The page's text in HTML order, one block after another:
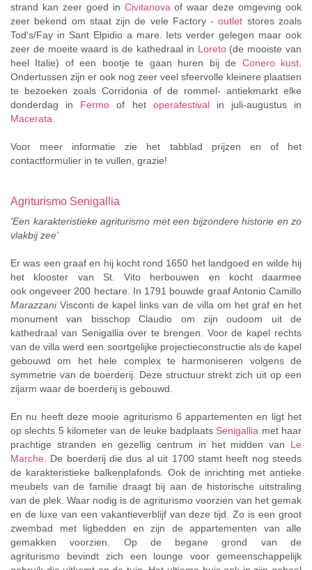
strand kan zeer goed in Civitanova of waar deze omgeving ook
zeer bekend om staat zijn de vele Factory -outlet stores zoals
Tod's/Fay in Sant Elpidio a mare. Iets verder gelegen maar ook
zeer de moeite waard is de kathedraal in Loreto(de mooiste van
heel Italie) of een bootje te gaan huren bij de Conero kust
Ondertussen zijn er ook nog zeer veel sfeervolle kleinere plaatsen
te bezoeken zoals Corridonia of de rommel- antiekmarkt elke
donderdag in Fermo of het operafestivalin juli-augustus in
Macerata
Voor meer informatie zie het tabblad prijzen en of het
contactformulier in te vullen, grazie!
Agriturismo Senigallia
'Een karakteristieke agriturismo met een bijzondere historie en zo
vlakbij zee'
Er was een graaf en hij kocht rond 1650 het landgoed en wilde hij
het klooster van St. Vito herbouwen en kocht daarmee
ook ongeveer 200 hectare. In 1791 bouwde graaf Antonio Camillo
MarazzaniVisconti de kapel links van de villa om het graf en het
monument van bisschop Claudio om zijn oudoom uit de
kathedraal van Senigallia over te brengen. Voor de kapel rechts
van de villa werd een soortgelijke projectieconstructie als de kapel
gebouwd om het hele complex te harmoniseren volgens de
symmetrie van de boerderij. Deze structuur strekt zich uit op een
zijarm waar de boerderij is gebouwd.
En nu heeft deze mooie agriturismo 6 appartementen en ligt het
op slechts 5 kilometer van de leuke badplaats Senigallia met haar
prachtige stranden en gezellig centrum in het midden van Le
Marche . De boerderij die dus al uit 1700 stamt heeft nog steeds
de karakteristieke balkenplafonds. Ook de inrichting met antieke
meubels van de familie draagt bij aan de historische uitstraling
van de plek. Waar nodig is de agriturismo voorzien van het gemak
en de luxe van een vakantieverblijf van deze tijd. Zo is een groot
zwembad met ligbedden en zijn de appartementen van alle
gemakken voorzien. Op de begane grond van de
agriturismo bevindt zich een lounge voor gemeenschappelijk